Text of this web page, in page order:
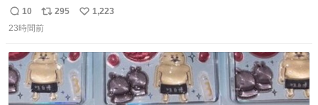
灰です🌋 #桜島
返
信
10
リ
ポ
ト
数
295
い
数
1,223
23時間前